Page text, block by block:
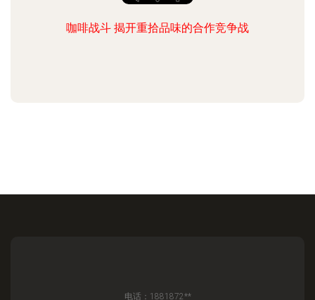
咖啡战斗 揭开重拾品味的合作竞争战
电话：1881872**